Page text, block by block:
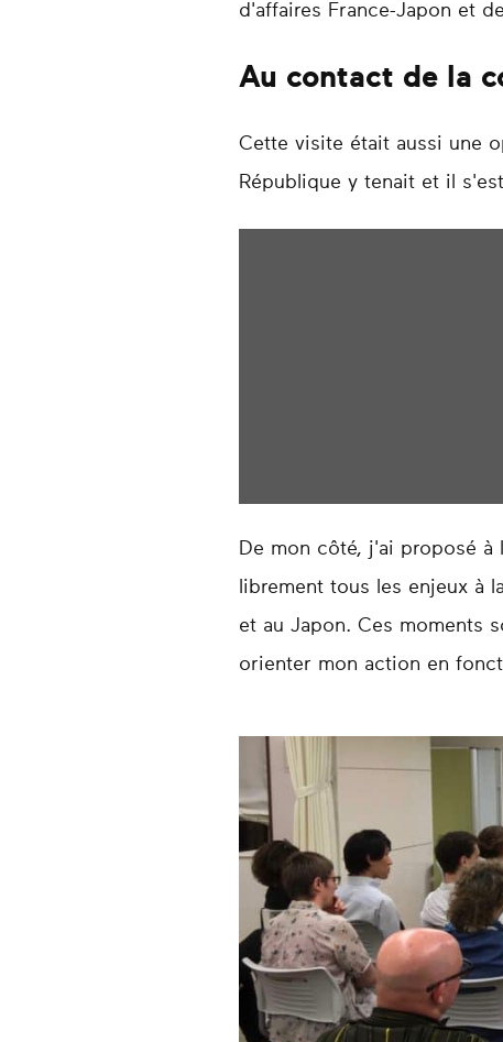
d'affaires France-Japon et
Au contact de la
Cette visite était aussi une
République y tenait et il
De mon côté, j'ai proposé à
librement tous les enjeux à
et au Japon. Ces moments
orienter mon action en